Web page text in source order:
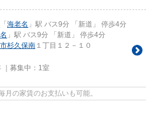
「海老名 」駅 バス9分 「新道」 停歩4分
」駅 バス9分 「新道」 停歩4分
杉久保南 １丁目１２－１０
募集中： 1室
の家賃のお支払いも可能。